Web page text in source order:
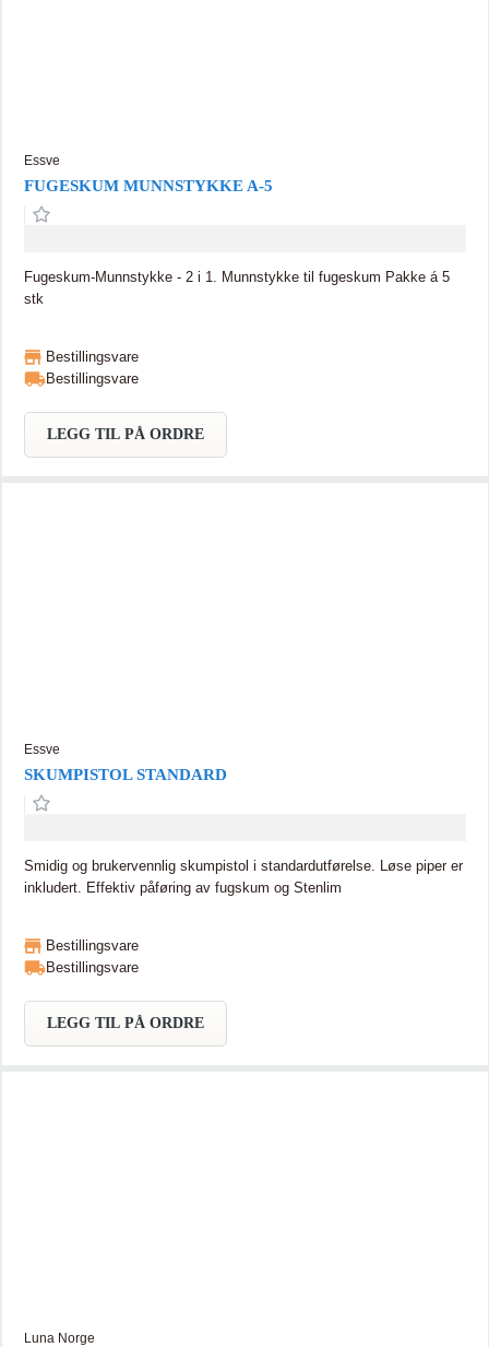
Essve
FUGESKUM MUNNSTYKKE A-5
Fugeskum-Munnstykke - 2 i 1. Munnstykke til fugeskum Pakke á 5
stk
Bestillingsvare
Bestillingsvare
LEGG TIL PÅ ORDRE
Essve
SKUMPISTOL STANDARD
Smidig og brukervennlig skumpistol i standardutførelse. Løse piper er
inkludert. Effektiv påføring av fugskum og Stenlim
Bestillingsvare
Bestillingsvare
LEGG TIL PÅ ORDRE
Luna Norge